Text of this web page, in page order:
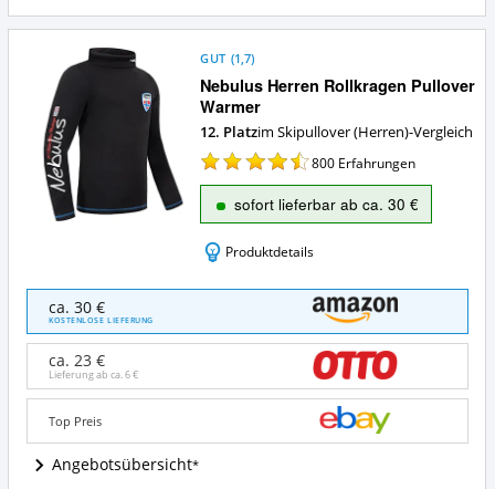
Zusammenfassung:
bietet
dieser
Skipullover
(Herren)?
spricht
für
Skipullover
(Herren)?
Nebulus Herren Rollkragen Pullover
Warmer
GUT (1,7)
12. Platzim Skipullover (Herren)-Vergleich
800 Erfahrungen
sofort lieferbar ab ca. 30 €
Produktdetails
Nebulus
Herren
Rollkragen
Pullover
Warmer
Angebote:
dieser
Skipullover
ca. 30 €
KOSTENLOSE LIEFERUNG
ca. 23 €
Lieferung ab ca.6 €
Top Preis
Angebotsübersicht